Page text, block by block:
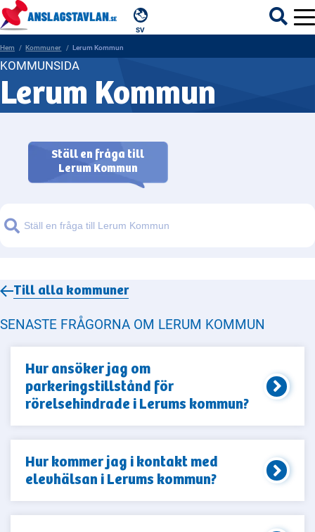
SV
ÄMNEN
REGIONER
Hem Kommuner Lerum Kommun
KOMMUNSIDA
Lerum Kommun
Ställ en fråga till
Lerum Kommun
Sök
Till alla kommuner
SENASTE FRÅGORNA OM LERUM KOMMUN
Hur ansöker jag om
parkeringstillstånd för
rörelsehindrade i Lerums kommun?
Hur kommer jag i kontakt med
elevhälsan i Lerums kommun?